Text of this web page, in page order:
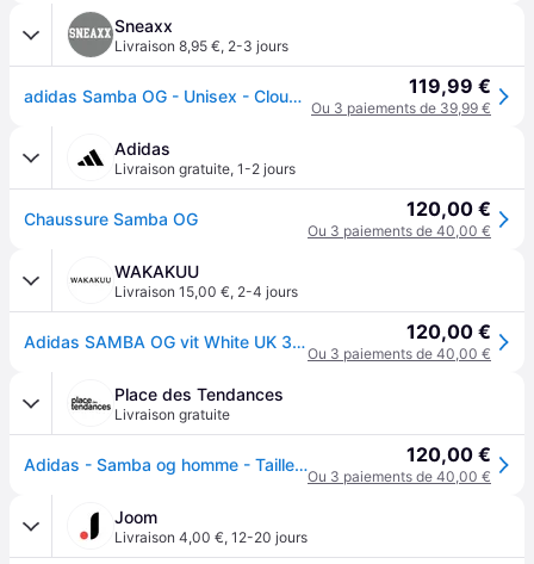
Sneaxx
Livraison 8,95 €, 2-3 jours
adidas Samba OG - Unisex - Cloud Wit - EU39 1/3 119,99 €
Ou 3 paiements de 39,99 €
Adidas
Livraison gratuite, 1-2 jours
Chaussure Samba OG 120,00 €
Ou 3 paiements de 40,00 €
WAKAKUU
Livraison 15,00 €, 2-4 jours
Adidas SAMBA OG vit White UK 3,5 (EUR 36) 120,00 €
Ou 3 paiements de 40,00 €
Place des Tendances
Livraison gratuite
Adidas - Samba og homme - Taille 44 - Blanc 120,00 €
Ou 3 paiements de 40,00 €
Joom
Livraison 4,00 €, 12-20 jours